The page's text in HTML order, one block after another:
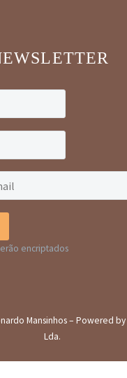
encriptados
Mansinhos – Powered
Lda.